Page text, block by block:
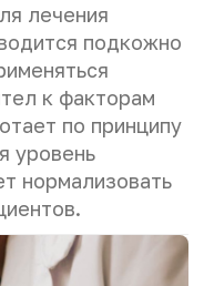
лечения
подкожно
к факторам
по принципу
уровень
нормализовать